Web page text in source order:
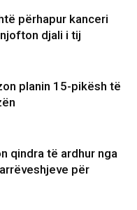
përhapur kanceri
djali i tij
planin 15-pikësh të
qindra të ardhur nga
për